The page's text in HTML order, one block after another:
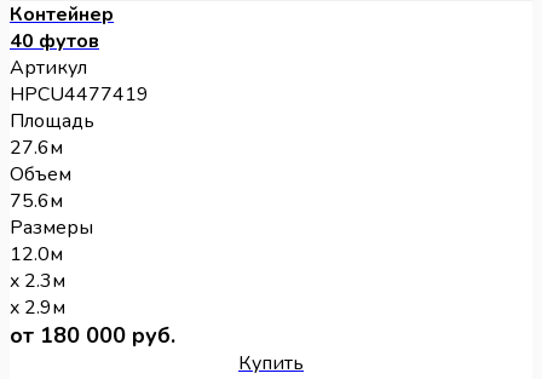
Контейнер
40 футов
Артикул
HPCU4477419
Площадь
27.6м
Объем
75.6м
Размеры
12.0м
x 2.3м
x 2.9м
от 180 000 руб.
Купить